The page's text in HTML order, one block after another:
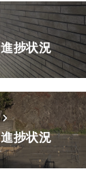
捗状況
捗状況